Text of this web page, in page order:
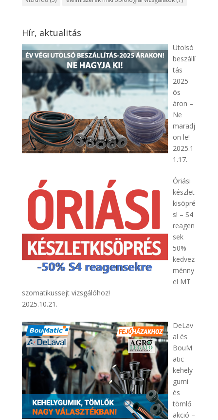
Hír, aktualitás
Utolsó
beszállí
tás
2025-
ös
áron –
Ne
maradj
on le!
2025.1
1.17.
Óriási
készlet
kisöpré
s! – S4
reagen
sek
50%
kedvez
ménny
el MT
szomatikussejt vizsgálóhoz!
2025.10.21.
DeLav
al és
BouM
atic
kehely
gumi
és
tömlő
akció –